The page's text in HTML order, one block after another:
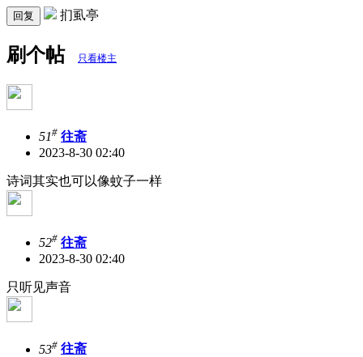
回复 扪虱亭
刷个帖 只看楼主
51# 往斋
2023-8-30 02:40
诗词其实也可以像蚊子一样
52# 往斋
2023-8-30 02:40
只听见声音
53# 往斋